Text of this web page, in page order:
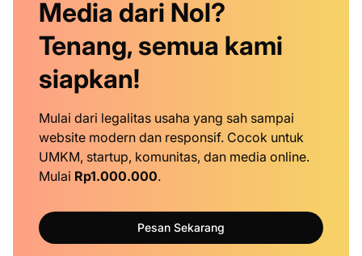
Media dari Nol?
Tenang, semua kami
siapkan!
Mulai dari legalitas usaha yang sah sampai
website modern dan responsif. Cocok untuk
UMKM, startup, komunitas, dan media online.
Mulai Rp1.000.000.
Pesan Sekarang